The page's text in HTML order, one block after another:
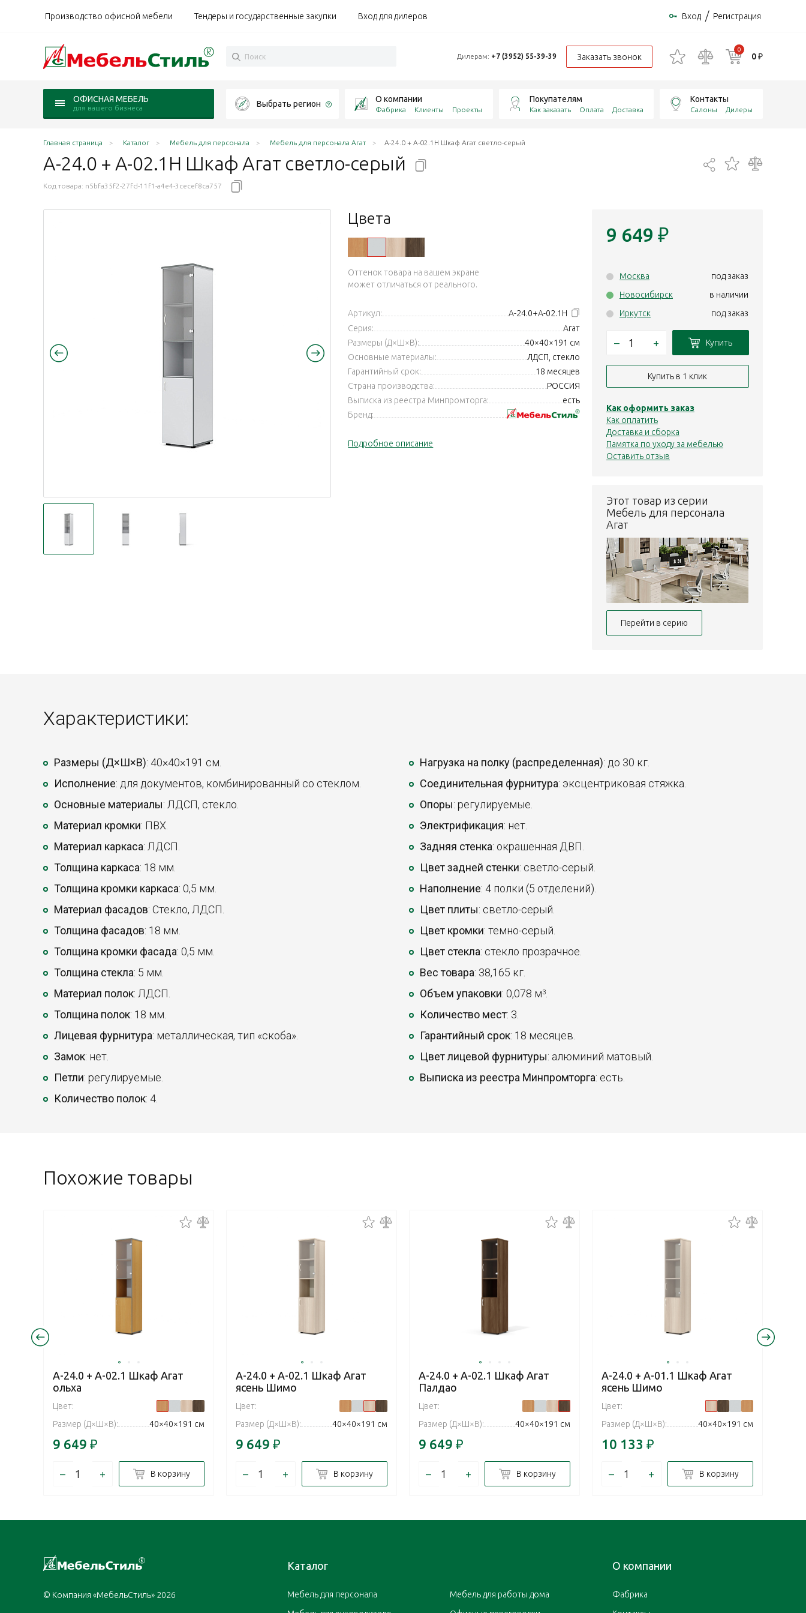
Производство офисной мебели Тендеры и государственные закупки Вход для дилеров Вход / Регистрация
Дилерам: +7 (3952) 55-39-39 Заказать звонок
0
0 ₽
ОФИСНАЯ МЕБЕЛЬ
для вашего бизнеса Выбрать регион
О компании
Фабрика Клиенты Проекты
Покупателям
Как заказать Оплата Доставка
Контакты
Салоны Дилеры
Главная страница Каталог Мебель для персонала Мебель для персонала Агат А-24.0 + А-02.1Н Шкаф Агат светло-серый
А-24.0 + А-02.1Н Шкаф Агат светло-серый
Код товара: n5bfa35f2-27fd-11f1-a4e4-3cecef8ca757
Цвета
Оттенок товара на вашем экране
может отличаться от реального.
Артикул:
А-24.0+А-02.1Н
Серия:
Агат
Размеры (Д×Ш×В):
40×40×191 см
Основные материалы:
ЛДСП, стекло
Гарантийный срок:
18 месяцев
Страна производства:
РОССИЯ
Выписка из реестра Минпромторга:
есть
Бренд:
Подробное описание
9 649 ₽
Москва
под заказ
Новосибирск
в наличии
Иркутск
под заказ
– + Купить
Купить в 1 клик
Как оформить заказ
Как оплатить
Доставка и сборка
Памятка по уходу за мебелью
Оставить отзыв
Этот товар из серии
Мебель для персонала
Агат
Перейти в серию
Характеристики:
Размеры (Д×Ш×В): 40×40×191 см.
Исполнение: для документов, комбинированный со стеклом.
Основные материалы: ЛДСП, стекло.
Материал кромки: ПВХ.
Материал каркаса: ЛДСП.
Толщина каркаса: 18 мм.
Толщина кромки каркаса: 0,5 мм.
Материал фасадов: Стекло, ЛДСП.
Толщина фасадов: 18 мм.
Толщина кромки фасада: 0,5 мм.
Толщина стекла: 5 мм.
Материал полок: ЛДСП.
Толщина полок: 18 мм.
Лицевая фурнитура: металлическая, тип «скоба».
Замок: нет.
Петли: регулируемые.
Количество полок: 4.
Нагрузка на полку (распределенная): до 30 кг.
Соединительная фурнитура: эксцентриковая стяжка.
Опоры: регулируемые.
Электрификация: нет.
Задняя стенка: окрашенная ДВП.
Цвет задней стенки: светло-серый.
Наполнение: 4 полки (5 отделений).
Цвет плиты: светло-серый.
Цвет кромки: темно-серый.
Цвет стекла: стекло прозрачное.
Вес товара: 38,165 кг.
Объем упаковки: 0,078 м3.
Количество мест: 3.
Гарантийный срок: 18 месяцев.
Цвет лицевой фурнитуры: алюминий матовый.
Выписка из реестра Минпромторга: есть.
Похожие товары
А-24.0 + А-02.1 Шкаф Агат
ольха
Цвет:
Размер (Д×Ш×В):
40×40×191 см
9 649 ₽
– + В корзину
А-24.0 + А-02.1 Шкаф Агат
ясень Шимо
Цвет:
Размер (Д×Ш×В):
40×40×191 см
9 649 ₽
– + В корзину
А-24.0 + А-02.1 Шкаф Агат
Палдао
Цвет:
Размер (Д×Ш×В):
40×40×191 см
9 649 ₽
– + В корзину
А-24.0 + А-01.1 Шкаф Агат
ясень Шимо
Цвет:
Размер (Д×Ш×В):
40×40×191 см
10 133 ₽
– + В корзину
© Компания «МебельСтиль» 2026
Каталог
Мебель для персонала
Мебель для работы дома
О компании
Фабрика